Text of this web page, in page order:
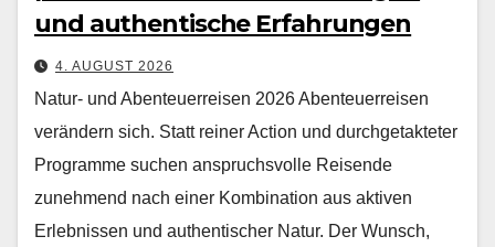
und authentische Erfahrungen
4. AUGUST 2026
Natur- und Abenteuerreisen 2026 Aben­teuer­reisen
verän­dern sich. Statt rein­er Action und durchge­tak­teter
Pro­gramme suchen anspruchsvolle Reisende
zunehmend nach ein­er Kom­bi­na­tion aus aktiv­en
Erleb­nis­sen und authen­tis­ch­er Natur. Der Wun­sch,